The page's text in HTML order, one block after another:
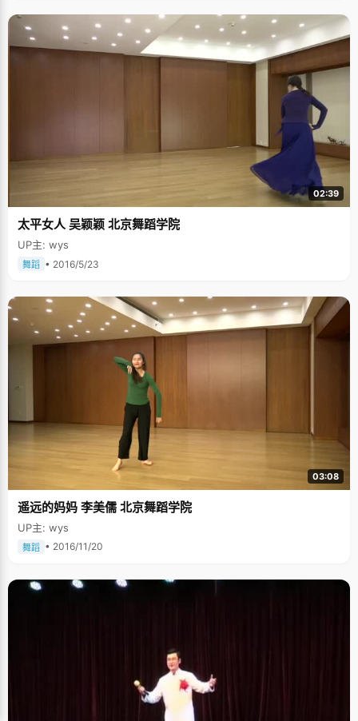
02:39
太平女人 吴颖颖 北京舞蹈学院
UP主: wys
舞蹈 • 2016/5/23
03:08
遥远的妈妈 李美儒 北京舞蹈学院
UP主: wys
舞蹈 • 2016/11/20